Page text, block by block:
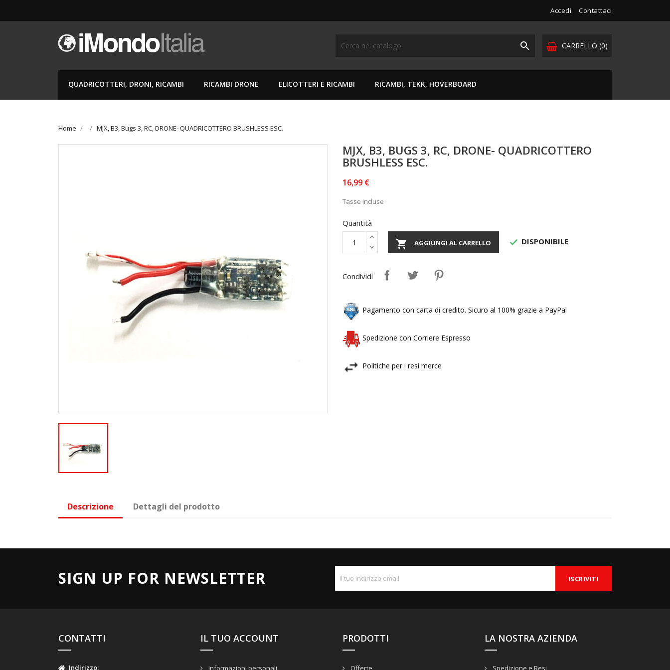
Accedi Contattaci
CARRELLO (0)

QUADRICOTTERI, DRONI, RICAMBI RICAMBI DRONE ELICOTTERI E RICAMBI RICAMBI, TEKK, HOVERBOARD
Home MJX, B3, Bugs 3, RC, DRONE- QUADRICOTTERO BRUSHLESS ESC.
MJX, B3, BUGS 3, RC, DRONE- QUADRICOTTERO
BRUSHLESS ESC.
16,99 €
Tasse incluse
Quantità
 AGGIUNGI AL CARRELLO  DISPONIBILE
Condividi
Pagamento con carta di credito. Sicuro al 100% grazie a PayPal
Spedizione con Corriere Espresso
Politiche per i resi merce
Descrizione Dettagli del prodotto
SIGN UP FOR NEWSLETTER
CONTATTI
Indirizzo:
IL TUO ACCOUNT
Informazioni personali
PRODOTTI
Offerte
LA NOSTRA AZIENDA
Spedizione e Resi